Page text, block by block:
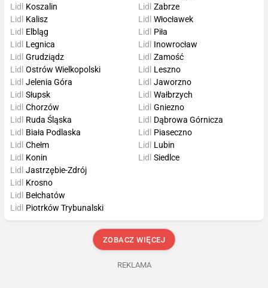
Lidl
Koszalin
Lidl Zabrze
Lidl
Kalisz
Lidl
Elbląg
Lidl
Legnica
Lidl Grudziądz
Lidl Włocławek
Lidl
Piła
Lidl
Inowrocław
Lidl Zamość
Lidl Ostrów Wielkopolski
Lidl Jelenia Góra
Lidl Słupsk
Lidl Chorzów
Lidl
Leszno
Lidl Jaworzno
Lidl Wałbrzych
Lidl Gniezno
Lidl
Ruda Śląska
Lidl
Biała Podlaska
Lidl Chełm
Lidl
Konin
Lidl
Dąbrowa Górnicza
Lidl
Piaseczno
Lidl
Lubin
Lidl Siedlce
Lidl Jastrzębie-Zdrój
Lidl
Krosno
Lidl
Bełchatów
Lidl
Piotrków Trybunalski
ZOBACZ WIĘCEJ
REKLAMA